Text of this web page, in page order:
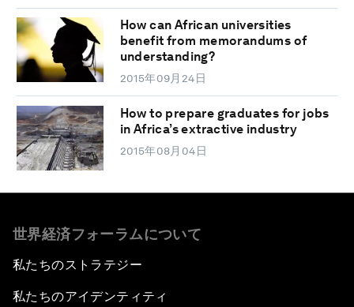
How can African universities
benefit from memorandums of
understanding?
2015年09月24日
How to prepare graduates for jobs
in Africa’s extractive industry
2015年08月04日
世界経済フォーラムについて
私たちのストラテジー
私たちのアイデンティティ